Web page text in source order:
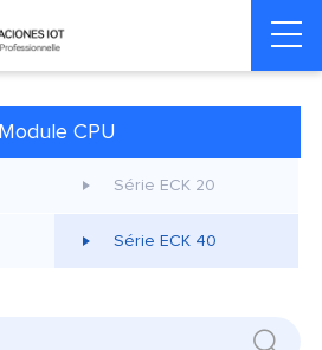
Module CPU
Série ECK 20
Série ECK 40